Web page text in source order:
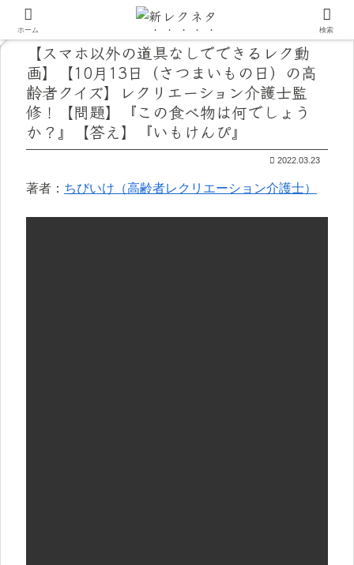
【スマホ以外の道具なしでできるレク動
画】【10月13日（さつまいもの日）の高
齢者クイズ】レクリエーション介護士監
修！【問題】『この食べ物は何でしょう
か？』【答え】『いもけんぴ』
2022.03.23
著者： ちびいけ（高齢者レクリエーション介護士）
ホーム 検索